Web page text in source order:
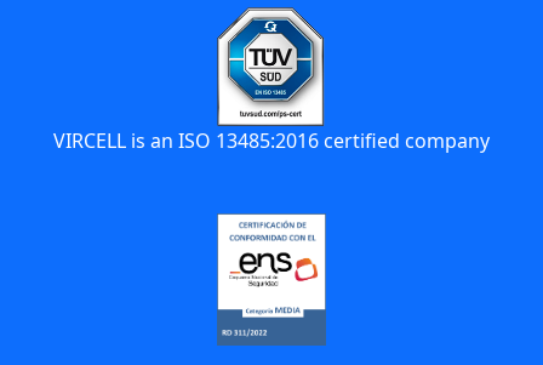
VIRCELL is an ISO 13485:2016 certified company